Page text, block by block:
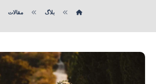
بلاگ مقالات